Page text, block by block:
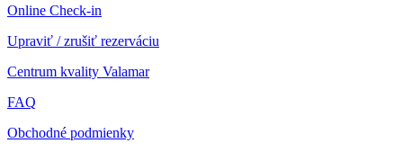
Online Check-in
Upraviť / zrušiť rezerváciu
Centrum kvality Valamar
FAQ
Obchodné podmienky